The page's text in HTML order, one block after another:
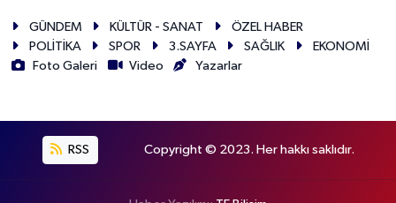
GÜNDEM KÜLTÜR - SANAT
ÖZEL HABER
POLİTİKA
SPOR 3.SAYFA SAĞLIK
EKONOMİ
Foto Galeri
Video Yazarlar
RSS Copyright © 2023. Her hakkı saklıdır.